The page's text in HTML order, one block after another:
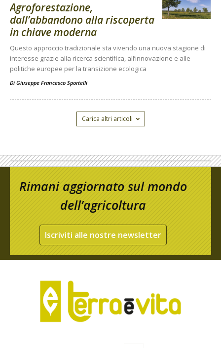
Agroforestazione,
dall’abbandono alla riscoperta
in chiave moderna
Questo approccio tradizionale sta vivendo una nuova stagione di
interesse grazie alla ricerca scientifica, all’innovazione e alle
politiche europee per la transizione ecologica
Di Giuseppe Francesco Sportelli
Carica altri articoli
Rimani aggiornato sul mondo
dell’agricoltura
Iscriviti alle nostre newsletter